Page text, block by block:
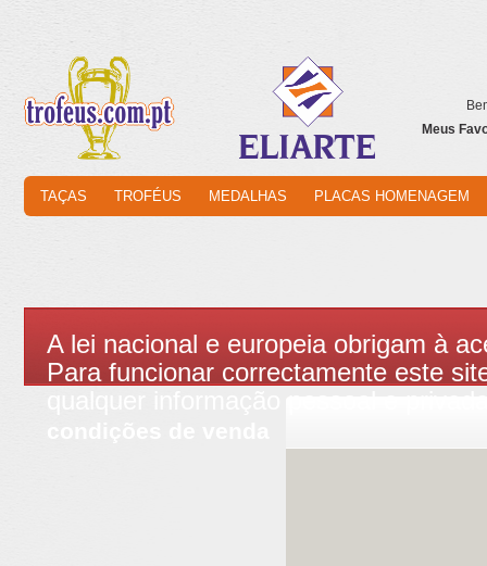
Meus
TAÇAS TROFÉUS MEDALHAS PLACAS HOMENAGEM
A lei nacional e europeia obrigam à
Para funcionar correctamente este